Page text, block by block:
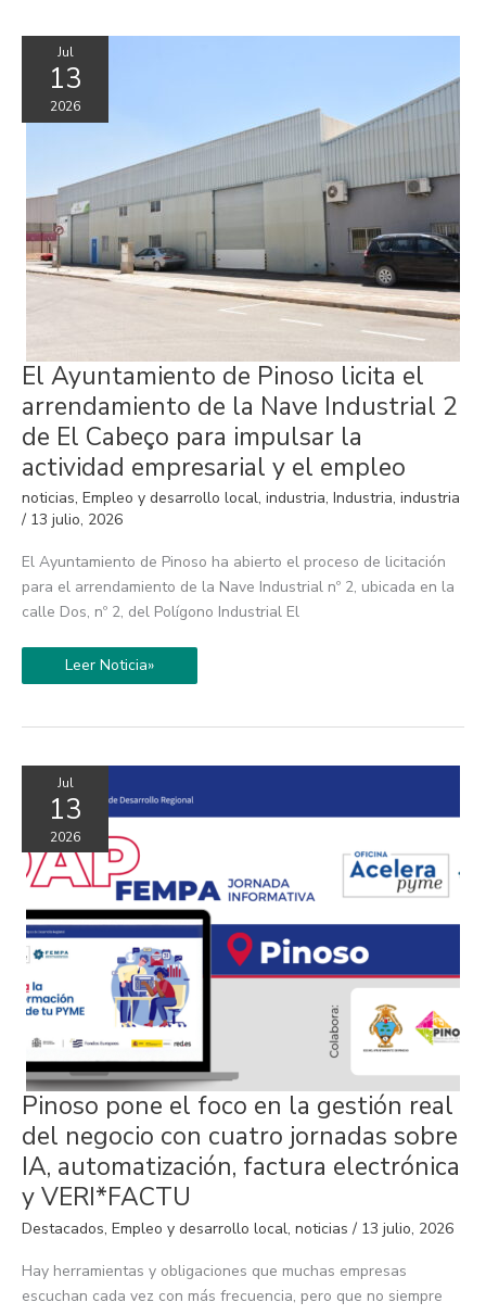
Jul
13
2026
El Ayuntamiento de Pinoso licita el
arrendamiento de la Nave Industrial 2
de El Cabeço para impulsar la
actividad empresarial y el empleo
noticias, Empleo y desarrollo local, industria, Industria, industria
/ 13 julio, 2026
El Ayuntamiento de Pinoso ha abierto el proceso de licitación
para el arrendamiento de la Nave Industrial nº 2, ubicada en la
calle Dos, nº 2, del Polígono Industrial El
El
Ayuntamiento
de
Pinoso
licita
el
arrendamiento
de
Nave
Industrial
El
Cabeço
para
impulsar
empresarial
y
el
Leer Noticia»
Jul
13
2026
Pinoso pone el foco en la gestión real
del negocio con cuatro jornadas sobre
IA, automatización, factura electrónica
y VERI*FACTU
Destacados, Empleo y desarrollo local, noticias / 13 julio, 2026
Hay herramientas y obligaciones que muchas empresas
escuchan cada vez con más frecuencia, pero que no siempre
Pinoso
pone
el
foco
en
la
gestión
real
del
negocio
cuatro
jornadas
sobre